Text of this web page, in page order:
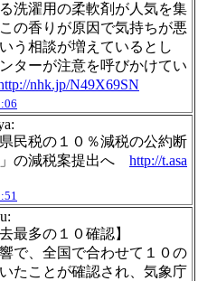
洗濯用の柔軟剤が人気を集
の香りが原因で気持ちが悪
う相談が増えているとし
ターが注意を呼びかけてい
nhk.jp/N49X69SN
民税の１０％減税の公約断
の減税案提出へ http://t.asa
最多の１０確認】
で、全国で合わせて１０の
たことが確認され、気象庁